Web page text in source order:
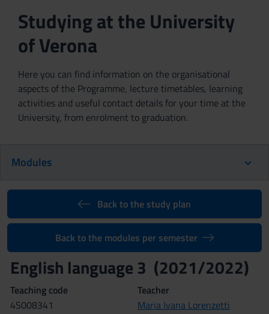
Studying at the University
of Verona
Here you can find information on the organisational
aspects of the Programme, lecture timetables, learning
activities and useful contact details for your time at the
University, from enrolment to graduation.
Modules
Back to the study plan
Back to the modules per semester
English language 3 (2021/2022)
Teaching code
4S008341
Teacher
Maria Ivana Lorenzetti